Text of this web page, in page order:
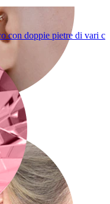
con doppie pietre di vari